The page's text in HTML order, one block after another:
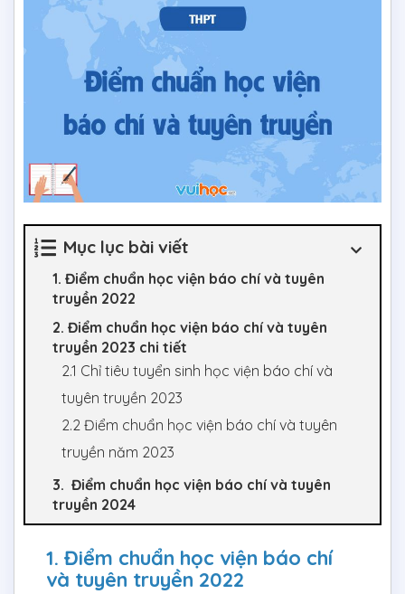
Mục lục bài viết
1. Điểm chuẩn học viện báo chí và tuyên
truyền 2022
2. Điểm chuẩn học viện báo chí và tuyên
truyền 2023 chi tiết
2.1 Chỉ tiêu tuyển sinh học viện báo chí và
tuyên truyền 2023
2.2 Điểm chuẩn học viện báo chí và tuyên
truyền năm 2023
3. Điểm chuẩn học viện báo chí và tuyên
truyền 2024
1. Điểm chuẩn học viện báo chí
và tuyên truyền 2022